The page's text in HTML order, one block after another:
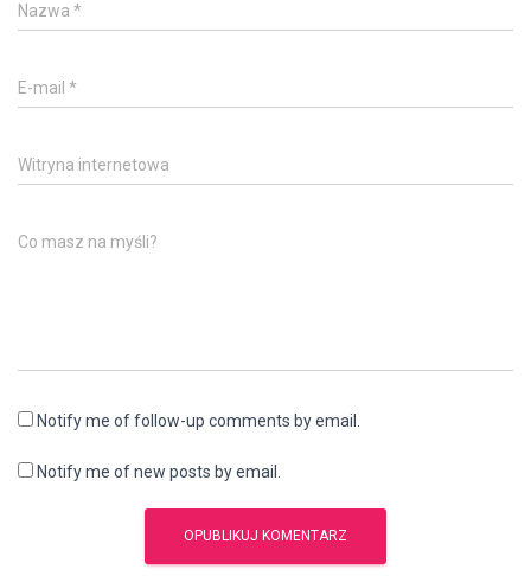
Nazwa *
E-mail *
Witryna internetowa
Co masz na myśli?
Notify me of follow-up comments by email.
Notify me of new posts by email.